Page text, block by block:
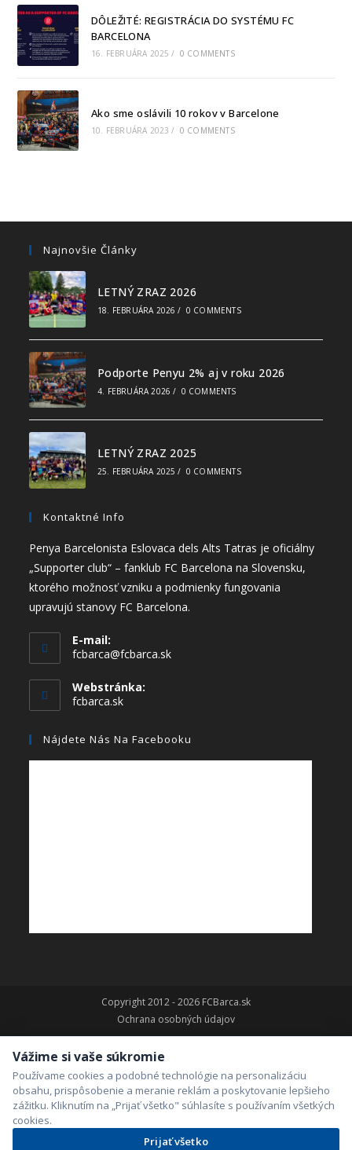
DÔLEŽITÉ: REGISTRÁCIA DO SYSTÉMU FC
BARCELONA
16. FEBRUÁRA 2025 / 0 COMMENTS
Ako sme oslávili 10 rokov v Barcelone
10. FEBRUÁRA 2023 / 0 COMMENTS
Najnovšie Články
LETNÝ ZRAZ 2026
18. FEBRUÁRA 2026 / 0 COMMENTS
Podporte Penyu 2% aj v roku 2026
4. FEBRUÁRA 2026 / 0 COMMENTS
LETNÝ ZRAZ 2025
25. FEBRUÁRA 2025 / 0 COMMENTS
Kontaktné Info
Penya Barcelonista Eslovaca dels Alts Tatras je oficiálny
„Supporter club“ – fanklub FC Barcelona na Slovensku,
ktorého možnosť vzniku a podmienky fungovania
upravujú stanovy FC Barcelona.
E-mail:
fcbarca@fcbarca.sk
Webstránka:
fcbarca.sk
Nájdete Nás Na Facebooku
Copyright 2012 - 2026 FCBarca.sk
Ochrana osobných údajov
Vážime si vaše súkromie
Používame cookies a podobné technológie na personalizáciu
obsahu, prispôsobenie a meranie reklám a poskytovanie lepšieho
zážitku. Kliknutím na „Prijať všetko" súhlasíte s používaním všetkých
cookies.
Prijať všetko